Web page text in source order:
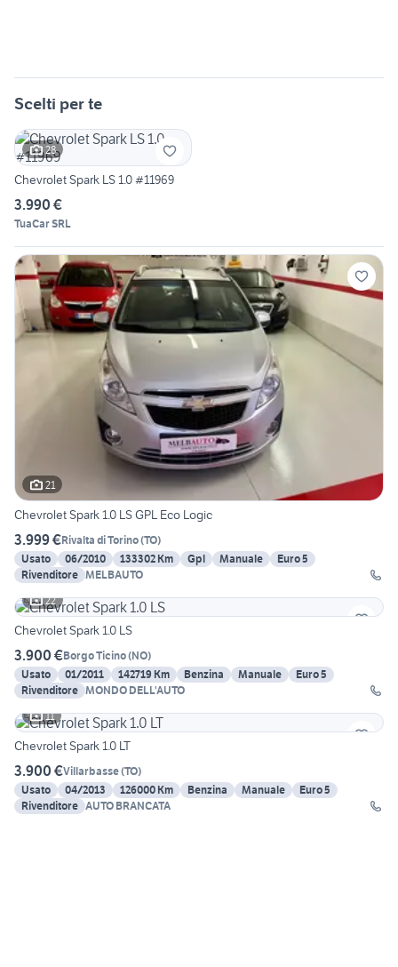
Scelti per te
28
Chevrolet Spark LS 1.0 #11969
3.990 €
TuaCar SRL
21
Chevrolet Spark 1.0 LS GPL Eco Logic
3.999 €Rivalta di Torino(TO)
Usato
06/2010 133302 Km Gpl Manuale
Euro 5
Rivenditore MELBAUTO
22
Chevrolet Spark 1.0 LS
3.900 €Borgo Ticino(NO)
Usato
01/2011 142719 Km Benzina Manuale
Euro 5
Rivenditore MONDO DELL'AUTO
11
Chevrolet Spark 1.0 LT
3.900 €Villarbasse(TO)
Usato
04/2013 126000 Km Benzina Manuale
Euro 5
Rivenditore AUTO BRANCATA